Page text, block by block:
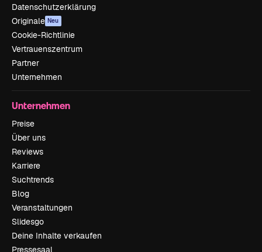
Datenschutzerklärung
Originale Neu
Cookie-Richtlinie
Vertrauenszentrum
Partner
Unternehmen
Unternehmen
Preise
Über uns
Reviews
Karriere
Suchtrends
Blog
Veranstaltungen
Slidesgo
Deine Inhalte verkaufen
Pressesaal